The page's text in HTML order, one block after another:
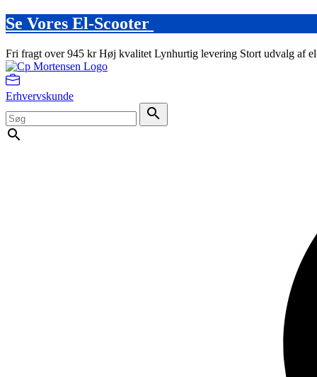
Se Vores El-Scooter
Fri fragt over 945 kr Høj kvalitet Lynhurtig levering Stort udvalg af
Erhvervskunde
search
search